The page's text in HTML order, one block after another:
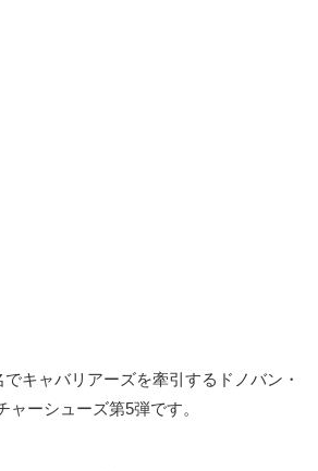
でキャバリアーズを牽引するドノバン・
ャーシューズ第5弾です。